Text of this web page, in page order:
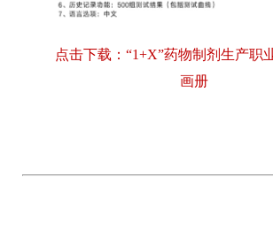
点击下载：“1+X”药物制剂生产职
画册